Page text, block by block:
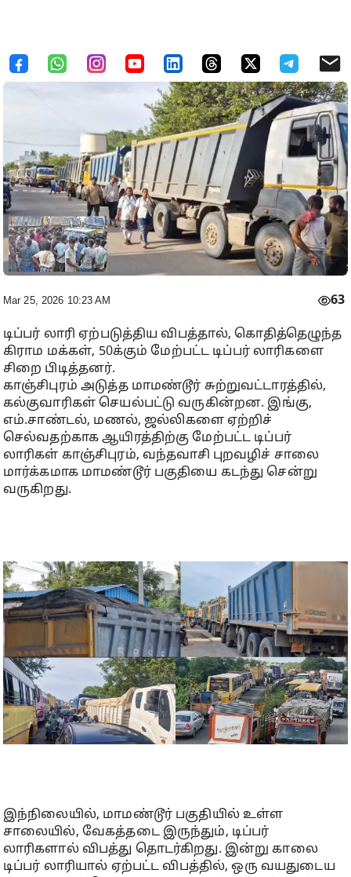
Mar 25, 2026 10:23 AM 63
டிப்பர் லாரி ஏற்படுத்திய விபத்தால், கொதித்தெழுந்த
கிராம மக்கள், 50க்கும் மேற்பட்ட டிப்பர் லாரிகளை
சிறை பிடித்தனர்.
காஞ்சிபுரம் அடுத்த மாமண்டூர் சுற்றுவட்டாரத்தில்,
கல்குவாரிகள் செயல்பட்டு வருகின்றன. இங்கு,
எம்.சாண்டல், மணல், ஜல்லிகளை ஏற்றிச்
செல்வதற்காக ஆயிரத்திற்கு மேற்பட்ட டிப்பர்
லாரிகள் காஞ்சிபுரம், வந்தவாசி புறவழிச் சாலை
மார்க்கமாக மாமண்டூர் பகுதியை கடந்து சென்று
வருகிறது.
இந்நிலையில், மாமண்டூர் பகுதியில் உள்ள
சாலையில், வேகத்தடை இருந்தும், டிப்பர்
லாரிகளால் விபத்து தொடர்கிறது. இன்று காலை
டிப்பர் லாரியால் ஏற்பட்ட விபத்தில், ஒரு வயதுடைய